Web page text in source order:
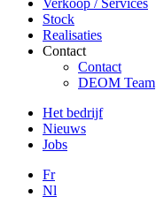
Verkoop / Services
Stock
Realisaties
Contact
Contact
DEOM Team
Het bedrijf
Nieuws
Jobs
Fr
Nl